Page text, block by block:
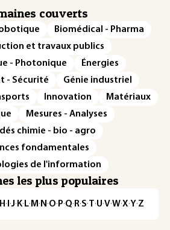
couverts
Biomédical - Pharma
et travaux publics
- Photonique
Énergies
- Sécurité
Génie industriel
Innovation
Matériaux
Mesures - Analyses
chimie - bio - agro
fondamentales
de l'information
les plus populaires
H · ·J· K· L· M · N ·O· P·Q· R·S·T·U·V·W·X·Y·Z